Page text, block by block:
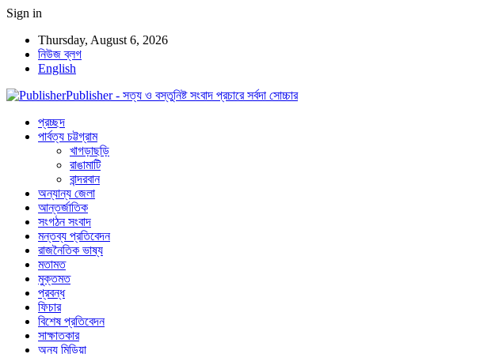
Sign in
Thursday, August 6, 2026
নিউজ ব্লগ
English
Publisher - সত্য ও বস্তুনিষ্ট সংবাদ প্রচারে সর্বদা সোচ্চার
প্রচ্ছদ
পার্বত্য চট্টগ্রাম
খাগড়াছড়ি
রাঙামাটি
বান্দরবান
অন্যান্য জেলা
আন্তর্জাতিক
সংগঠন সংবাদ
মন্তব্য প্রতিবেদন
রাজনৈতিক ভাষ্য
মতামত
মুক্তমত
প্রবন্ধ
ফিচার
বিশেষ প্রতিবেদন
সাক্ষাতকার
অন্য মিডিয়া